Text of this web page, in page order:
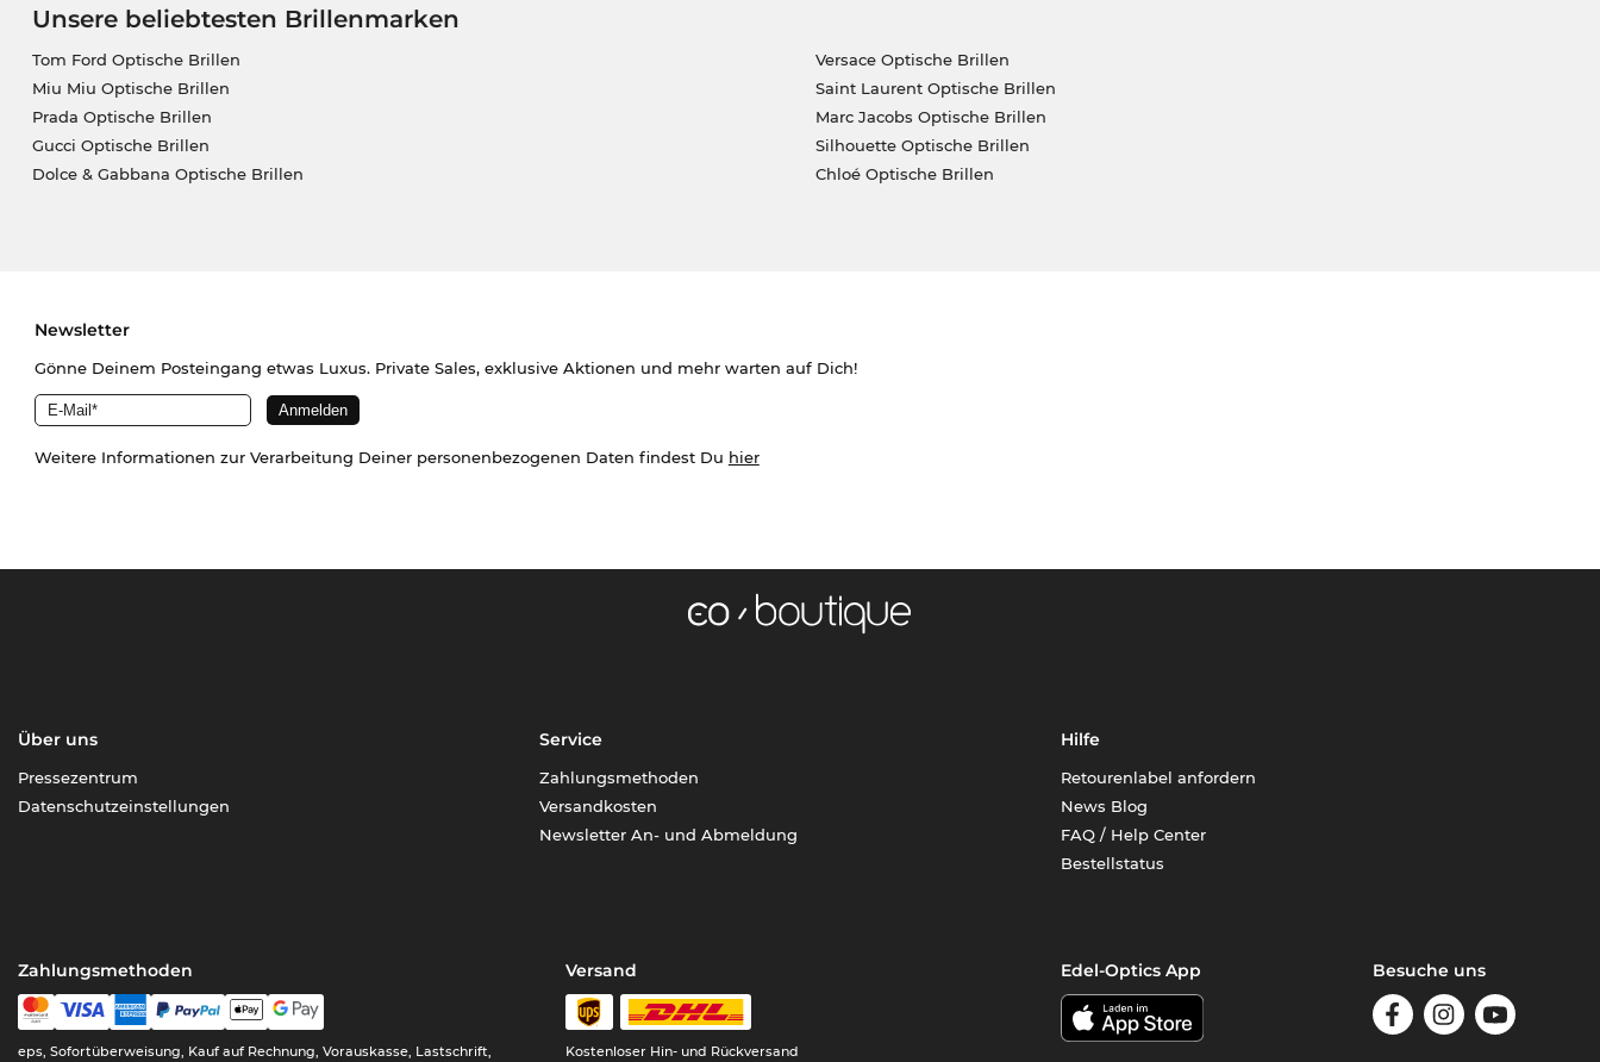
Unsere beliebtesten Brillenmarken
Tom Ford Optische Brillen
Miu Miu Optische Brillen
Prada Optische Brillen
Gucci Optische Brillen
Dolce & Gabbana Optische Brillen
Versace Optische Brillen
Saint Laurent Optische Brillen
Marc Jacobs Optische Brillen
Silhouette Optische Brillen
Chloé Optische Brillen
Newsletter
Gönne Deinem Posteingang etwas Luxus. Private Sales, exklusive Aktionen und mehr warten auf Dich!
Weitere Informationen zur Verarbeitung Deiner personenbezogenen Daten findest Du hier
Über uns
Pressezentrum
Datenschutzeinstellungen
Service
Zahlungsmethoden
Versandkosten
Newsletter An- und Abmeldung
Hilfe
Retourenlabel anfordern
News Blog
FAQ / Help Center
Bestellstatus
Zahlungsmethoden
eps, Sofortüberweisung, Kauf auf Rechnung, Vorauskasse, Lastschrift,
Versand
Kostenloser Hin- und Rückversand
Edel-Optics App Besuche uns